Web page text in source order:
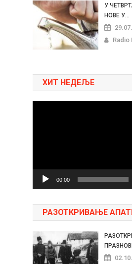
У
НОВЕ У...
Radio
ХИТ НЕДЕЉЕ
00:00
РАЗОТКРИВАЊЕ